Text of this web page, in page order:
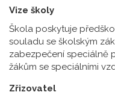
Vize školy
Škola poskytuje
souladu se školským
zabezpečení speciálně
žákům se speciálními
Zřizovatel